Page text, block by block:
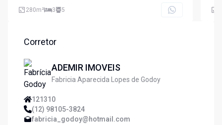
280m² 3 5
Corretor
ADEMIR IMOVEIS
Fabricia Aparecida Lopes de Godoy
121310
(12) 98105-3824
fabricia_godoy@hotmail.com